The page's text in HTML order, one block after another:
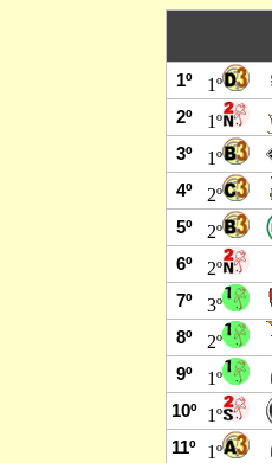
1º 1º
2º 1º
3º 1º
4º 2º
5º 2º
6º 2º
7º 3º
8º 2º
9º 1º
10º 1º
11º 1º